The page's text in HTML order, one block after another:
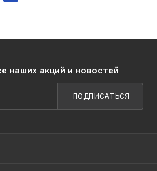
наших акций и новостей
ПОДПИСАТЬСЯ